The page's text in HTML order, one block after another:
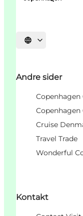
Vælg sprog
Andre sider
Copenhagen
Cruise
Travel Trade
Wonderful
Kontakt